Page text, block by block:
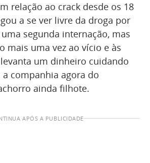
relação ao crack desde os 18
a se ver livre da droga por
segunda internação, mas
mais uma vez ao vício e às
um dinheiro cuidando
companhia agora do
ainda filhote.
APÓS A PUBLICIDADE